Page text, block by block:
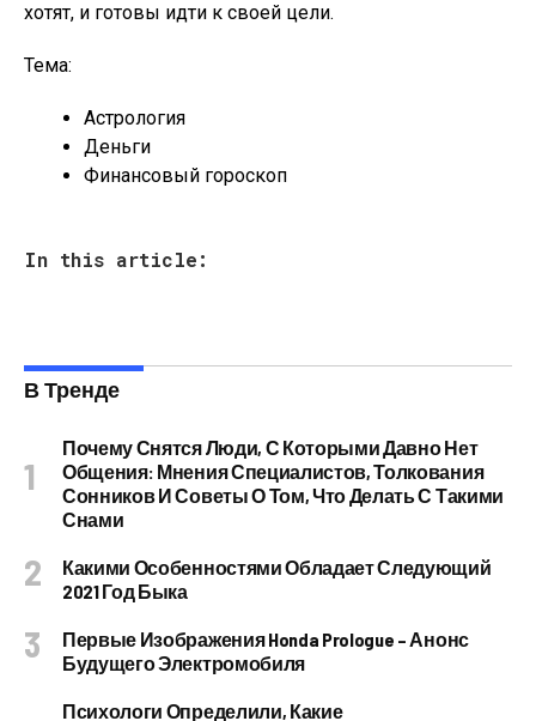
хотят, и готовы идти к своей цели.
Тема:
Астрология
Деньги
Финансовый гороскоп
In this article:
В Тренде
Почему Снятся Люди, С Которыми Давно Нет
Общения: Мнения Специалистов, Толкования
Сонников И Советы О Том, Что Делать С Такими
Снами
Какими Особенностями Обладает Следующий
2021 Год Быка
Первые Изображения Honda Prologue – Анонс
Будущего Электромобиля
Психологи Определили, Какие